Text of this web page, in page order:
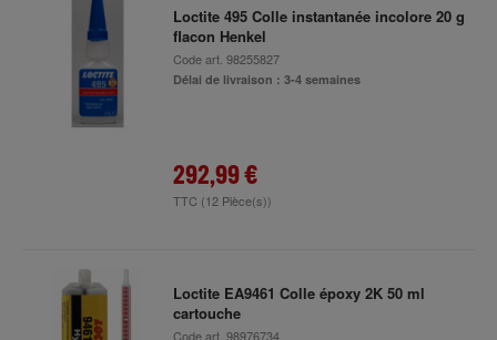
Loctite 495 Colle instantanée incolore 20 g
flacon Henkel
Code art. 98255827
Délai de livraison : 3-4 semaines
292,99 €
TTC (12 Pièce(s))
Loctite EA9461 Colle époxy 2K 50 ml
cartouche
Code art. 98976734